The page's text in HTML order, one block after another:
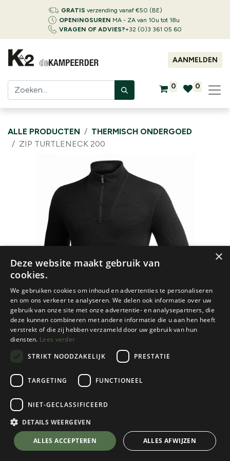
GRATIS verzending vanaf €50 (BE)
OPENINGSUREN MA - ZA van 10u tot 18u
VRAGEN OF ADVIES?+32 (0)3 361 05 60
AANMELDEN
0 0
ALLE PRODUCTEN
THERMISCH ONDERGOED
ZIP TURTLENECK 200
Woolpower
Zip Turtleneck 200
Black
Kies een maat💬 Stel je vraag over dit product via WhatsApp
×
Deze website maakt gebruik van
cookies.
We gebruiken cookies om inhoud en advertenties te personaliseren
en om ons verkeer te analyseren. We delen ook informatie over uw
gebruik van onze site met onze advertentie- en analysepartners, die
deze kunnen combineren met andere informatie die u aan hen heeft
verstrekt of die zij hebben verzameld door uw gebruik van hun
diensten. Lees verder
STRIKT NOODZAKELIJK
PRESTATIE
TARGETING FUNCTIONEEL
NIET-GECLASSIFICEERD
DETAILS WEERGEVEN
ALLES ACCEPTEREN ALLES AFWIJZEN